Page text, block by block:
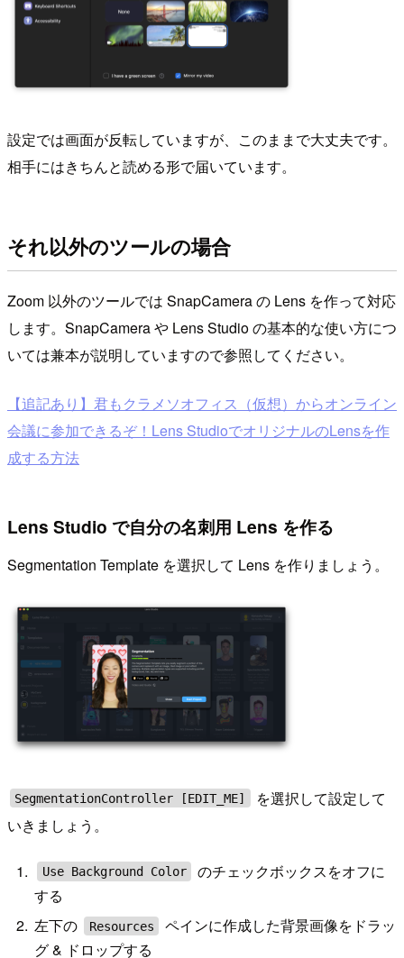
設定では画面が反転していますが、このままで大丈夫です。
相手にはきちんと読める形で届いています。
それ以外のツールの場合
Zoom 以外のツールでは SnapCamera の Lens を作って対応
します。SnapCamera や Lens Studio の基本的な使い方につ
いては兼本が説明していますので参照してください。
【追記あり】君もクラメソオフィス（仮想）からオンライン
会議に参加できるぞ！Lens StudioでオリジナルのLensを作
成する方法
Lens Studio で自分の名刺用 Lens を作る
Segmentation Template を選択して Lens を作りましょう。
SegmentationController [EDIT_ME]
を選択して設定して
いきましょう。
Use Background Color
のチェックボックスをオフに
する
左下の
Resources
ペインに作成した背景画像をドラッ
グ & ドロップする